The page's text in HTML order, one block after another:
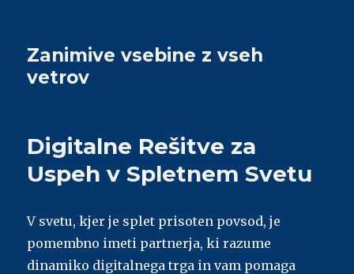
Zanimive vsebine z vseh
vetrov
Digitalne Rešitve za
Uspeh v Spletnem Svetu
V svetu, kjer je splet prisoten povsod, je
pomembno imeti partnerja, ki razume
dinamiko digitalnega trga in vam pomaga